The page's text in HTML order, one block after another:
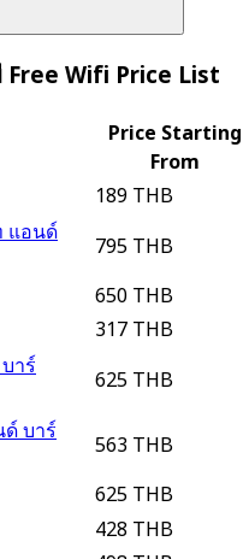
Wifi Price List
Price Starting
From
189 THB
แอนด์
795 THB
650 THB
317 THB
าร์
625 THB
บาร์
563 THB
625 THB
428 THB